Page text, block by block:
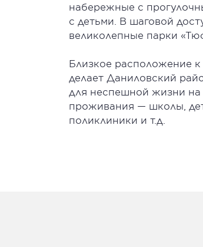
набережные с
с детьми. В шаговой
великолепные парки
Близкое расположение
делает Даниловский
для неспешной жизни на
проживания — школы,
поликлиники и т.д.